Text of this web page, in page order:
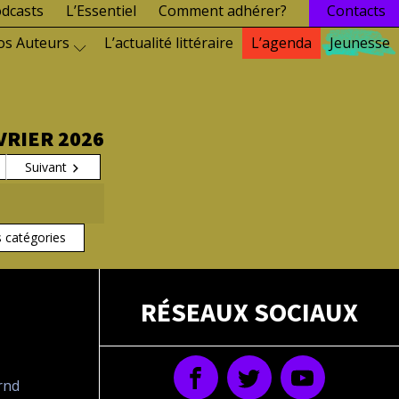
L’Essentiel Comment adhérer?
Contacts
Auteurs L’actualité littéraire L’agenda Jeunesse
2026
Suivant
catégories
RÉSEAUX SOCIAUX